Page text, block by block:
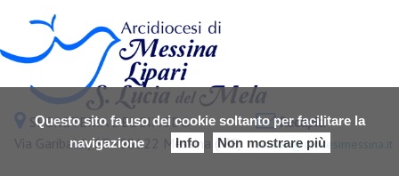
Questo sito fa uso dei cookie soltanto per facilitare la
navigazione
Info Non mostrare più
SEGRETERIA DEL SINODO
Via Garibaldi, 67 - 98122 Messina (ME)
Recapiti
sinodo@diocesimessina.it